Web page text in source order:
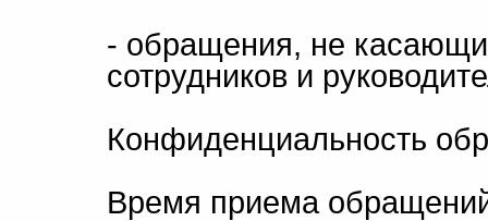
- обращения, не
сотрудников и
Конфиденциальность
Время приема